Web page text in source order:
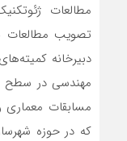
مطالعات
تصویب مطالعات
دبیرخانه
مهندسی در سطح
مسابقات
که در حوزه